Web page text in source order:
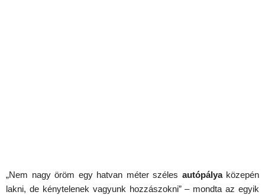
„Nem nagy öröm egy hatvan méter széles autópályaközepén
lakni, de kénytelenek vagyunk hozzászokni” – mondta az egyik